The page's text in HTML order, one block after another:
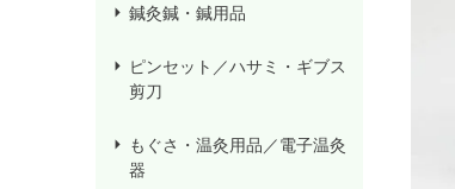
鍼灸鍼・鍼用品
ピンセット／ハサミ・ギブス
剪刀
もぐさ・温灸用品／電子温灸
器